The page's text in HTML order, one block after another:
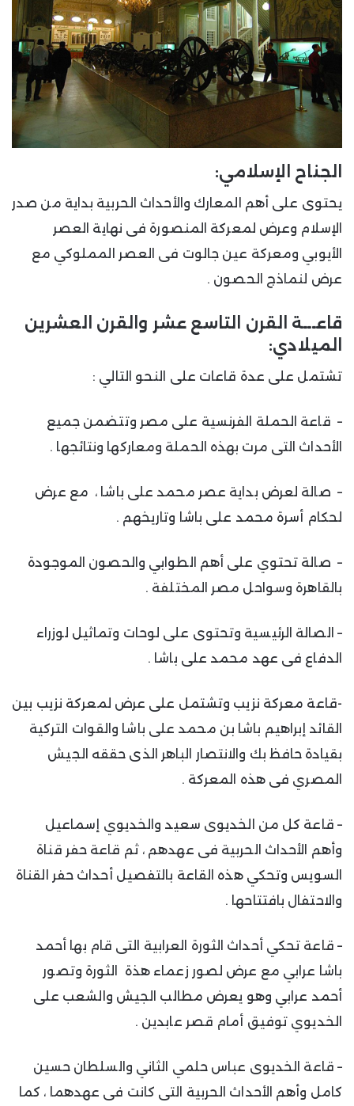
الجناح الإسلامي:
يحتوى على أهم المعارك والأحداث الحربية بداية من صدر
الإسلام وعرض لمعركة المنصورة فى نهاية العصر
الأيوبي ومعركة عين جالوت فى العصر المملوكي مع
عرض لنماذج الحصون .
قاعـــة القرن التاسع عشر والقرن العشرين
الميلادي:
تشتمل على عدة قاعات على النحو التالي :
– قاعة الحملة الفرنسية على مصر وتتضمن جميع
الأحداث التى مرت بهذه الحملة ومعاركها ونتائجها .
– صالة لعرض بداية عصر محمد على باشا ، مع عرض
لحكام أسرة محمد على باشا وتاريخهم .
– صالة تحتوي على أهم الطوابي والحصون الموجودة
بالقاهرة وسواحل مصر المختلفة .
– الصالة الرئيسية وتحتوى على لوحات وتماثيل لوزراء
الدفاع فى عهد محمد على باشا .
-قاعة معركة نزيب وتشتمل على عرض لمعركة نزيب بين
القائد إبراهيم باشا بن محمد على باشا والقوات التركية
بقيادة حافظ بك والانتصار الباهر الذى حققه الجيش
المصري فى هذه المعركة .
– قاعة كل من الخديوى سعيد والخديوي إسماعيل
وأهم الأحداث الحربية فى عهدهم ، ثم قاعة حفر قناة
السويس وتحكي هذه القاعة بالتفصيل أحداث حفر القناة
والاحتفال بافتتاحها .
– قاعة تحكي أحداث الثورة العرابية التى قام بها أحمد
باشا عرابي مع عرض لصور زعماء هذة الثورة وتصور
أحمد عرابي وهو يعرض مطالب الجيش والشعب على
الخديوي توفيق أمام قصر عابدين .
– قاعة الخديوى عباس حلمي الثاني والسلطان حسين
كامل وأهم الأحداث الحربية التى كانت فى عهدهما ، كما